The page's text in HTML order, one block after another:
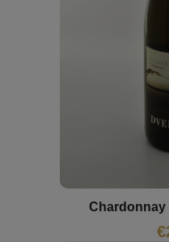
Chardonnay
€